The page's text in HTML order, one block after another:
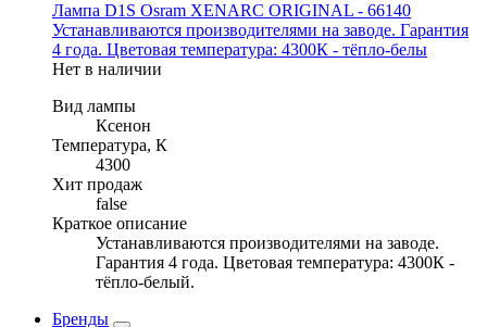
Лампа D1S Osram XENARC ORIGINAL - 66140
Устанавливаются производителями на заводе. Гарантия
4 года. Цветовая температура: 4300К - тёпло-белы
Нет в наличии
Вид лампы
Ксенон
Температура, К
4300
Хит продаж
false
Краткое описание
Устанавливаются производителями на заводе.
Гарантия 4 года. Цветовая температура: 4300К -
тёпло-белый.
Бренды